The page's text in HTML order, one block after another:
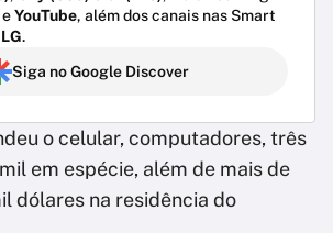
eYouTube, além dos canais nas Smart
LG.
Siga no Google Discover
o celular, computadores, três
em espécie, além de mais de
dólares na residência do